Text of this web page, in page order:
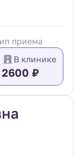
приема
В клинике
2600 ₽